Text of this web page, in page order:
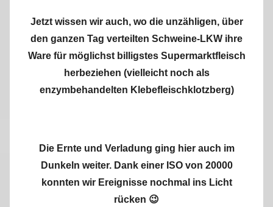
Jetzt wissen wir auch, wo die unzähligen, über
den ganzen Tag verteilten Schweine-LKW ihre
Ware für möglichst billigstes Supermarktfleisch
herbeziehen (vielleicht noch als
enzymbehandelten Klebefleischklotzberg)
Die Ernte und Verladung ging hier auch im
Dunkeln weiter. Dank einer ISO von 20000
konnten wir Ereignisse nochmal ins Licht
rücken 😉